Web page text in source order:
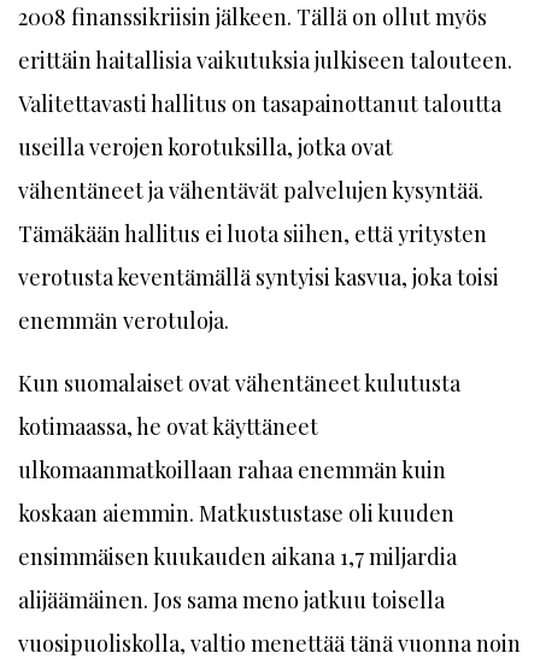
2008 finanssikriisin jälkeen. Tällä on ollut myös
erittäin haitallisia vaikutuksia julkiseen talouteen.
Valitettavasti hallitus on tasapainottanut taloutta
useilla verojen korotuksilla, jotka ovat
vähentäneet ja vähentävät palvelujen kysyntää.
Tämäkään hallitus ei luota siihen, että yritysten
verotusta keventämällä syntyisi kasvua, joka toisi
enemmän verotuloja.
Kun suomalaiset ovat vähentäneet kulutusta
kotimaassa, he ovat käyttäneet
ulkomaanmatkoillaan rahaa enemmän kuin
koskaan aiemmin. Matkustustase oli kuuden
ensimmäisen kuukauden aikana 1,7 miljardia
alijäämäinen. Jos sama meno jatkuu toisella
vuosipuoliskolla, valtio menettää tänä vuonna noin